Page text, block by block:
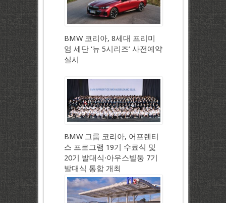
BMW 코리아, 8세대 프리미
엄 세단 ‘뉴 5시리즈’ 사전예약
실시
BMW 그룹 코리아, 어프렌티
스 프로그램 19기 수료식 및
20기 발대식·아우스빌둥 7기
발대식 통합 개최